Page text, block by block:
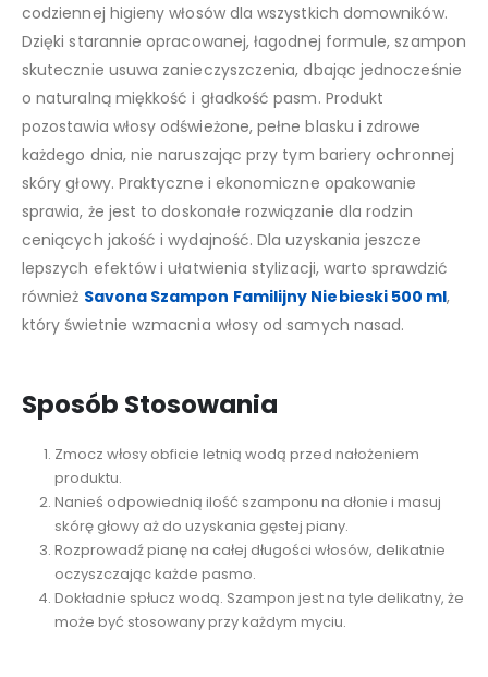
codziennej higieny włosów dla wszystkich domowników.
Dzięki starannie opracowanej, łagodnej formule, szampon
skutecznie usuwa zanieczyszczenia, dbając jednocześnie
o naturalną miękkość i gładkość pasm. Produkt
pozostawia włosy odświeżone, pełne blasku i zdrowe
każdego dnia, nie naruszając przy tym bariery ochronnej
skóry głowy. Praktyczne i ekonomiczne opakowanie
sprawia, że jest to doskonałe rozwiązanie dla rodzin
ceniących jakość i wydajność. Dla uzyskania jeszcze
lepszych efektów i ułatwienia stylizacji, warto sprawdzić
również Savona Szampon Familijny Niebieski 500 ml,
który świetnie wzmacnia włosy od samych nasad.
Sposób Stosowania
Zmocz włosy obficie letnią wodą przed nałożeniem
produktu.
Nanieś odpowiednią ilość szamponu na dłonie i masuj
skórę głowy aż do uzyskania gęstej piany.
Rozprowadź pianę na całej długości włosów, delikatnie
oczyszczając każde pasmo.
Dokładnie spłucz wodą. Szampon jest na tyle delikatny, że
może być stosowany przy każdym myciu.